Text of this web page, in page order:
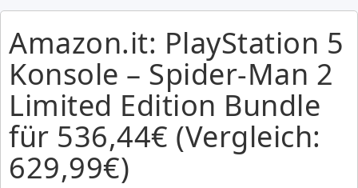
Amazon.it: PlayStation 5
Konsole – Spider-Man 2
Limited Edition Bundle
für 536,44€ (Vergleich:
629,99€)